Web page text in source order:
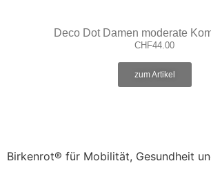
Deco Dot Damen moderate
CHF44.00
zum Artikel
Birkenrot® für Mobilität, Gesundheit